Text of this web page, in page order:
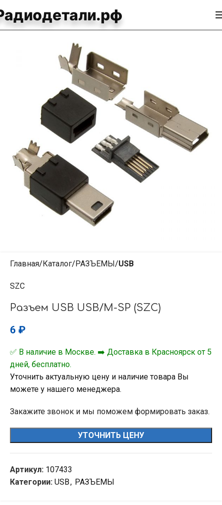
Главная Каталог РАЗЪЕМЫ USB
SZC
Разъем USB USB/M-SP (SZC)
6 ₽
✅ В наличие в Москве. ➡️ Доставка в Красноярск от 5
дней, бесплатно.
Уточнить актуальную цену и наличие товара Вы
можете у нашего менеджера.
Закажите звонок и мы поможем формировать заказ.
УТОЧНИТЬ ЦЕНУ
Артикул: 107433
Категории: USB, РАЗЪЕМЫ